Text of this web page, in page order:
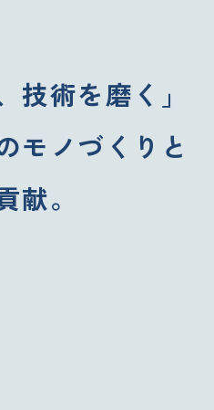
採用情報
技術を磨く」
モノづくりと
献。